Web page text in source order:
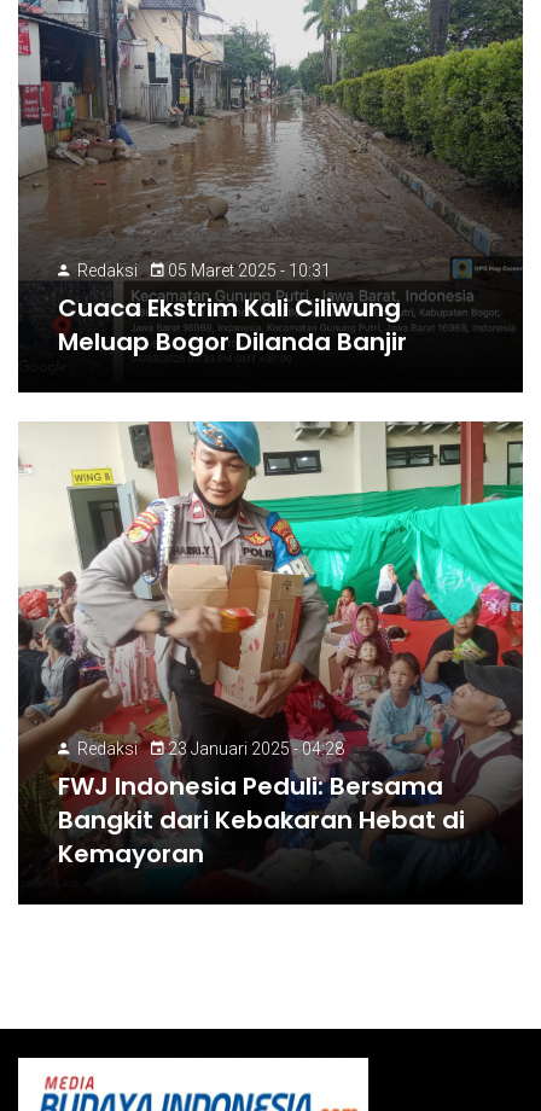
Redaksi 05 Maret 2025 - 10:31
Cuaca Ekstrim Kali Ciliwung
Meluap Bogor Dilanda Banjir
Redaksi 23 Januari 2025 - 04:28
FWJ Indonesia Peduli: Bersama
Bangkit dari Kebakaran Hebat di
Kemayoran